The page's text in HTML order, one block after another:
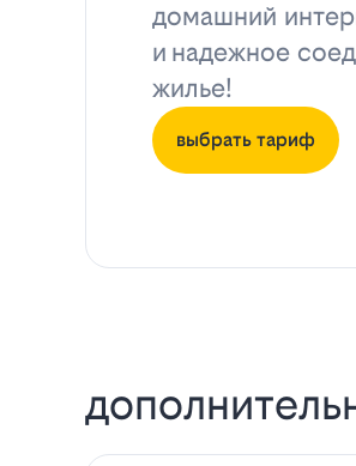
домашний
и надежное
жилье!
выбрать тариф